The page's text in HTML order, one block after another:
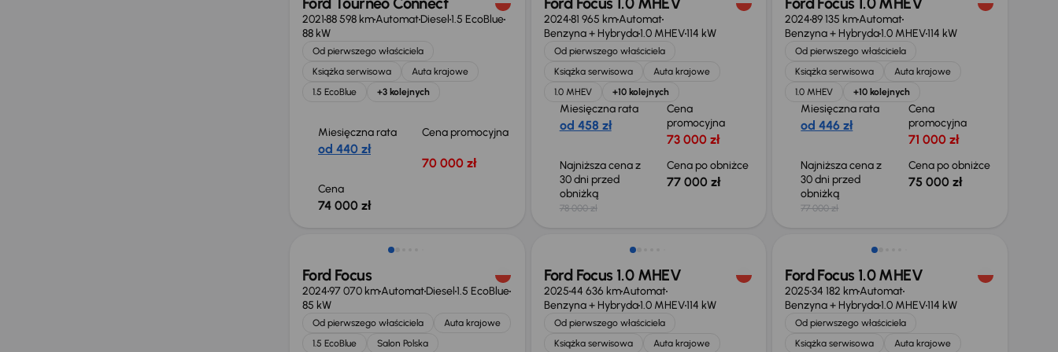
202188 598 kmAutomatDiesel1.5 EcoBlue
88 kW
Od pierwszego właściciela
Książka serwisowa
Auta krajowe
1.5 EcoBlue
+3 kolejnych
Miesięczna rata
od 440 zł
Cena promocyjna
70 000 zł
Cena
74 000 zł
202481 965 kmAutomat
Benzyna + Hybryda1.0 MHEV114 kW
Od pierwszego właściciela
Książka serwisowa
Auta krajowe
1.0 MHEV
+10 kolejnych
Miesięczna rata
od 458 zł
Cena
promocyjna
73 000 zł
Najniższa cena z
30 dni przed
obniżką
78 000 zł
Cena po obniżce
77 000 zł
202489 135 kmAutomat
Benzyna + Hybryda1.0 MHEV114 kW
Od pierwszego właściciela
Książka serwisowa
Auta krajowe
1.0 MHEV
+10 kolejnych
Miesięczna rata
od 446 zł
Cena
promocyjna
71 000 zł
Najniższa cena z
30 dni przed
obniżką
77 000 zł
Cena po obniżce
75 000 zł
Ford Focus
202497 070 kmAutomatDiesel1.5 EcoBlue
85 kW
Od pierwszego właściciela
Auta krajowe
1.5 EcoBlue
Salon Polska
Możliwość odliczenia VAT
Ford Focus 1.0 MHEV
202544 636 kmAutomat
Benzyna + Hybryda1.0 MHEV114 kW
Od pierwszego właściciela
Książka serwisowa
Auta krajowe
Od nowego taniej o 29 999 zł
Ford Focus 1.0 MHEV
202534 182 kmAutomat
Benzyna + Hybryda1.0 MHEV114 kW
Od pierwszego właściciela
Książka serwisowa
Auta krajowe